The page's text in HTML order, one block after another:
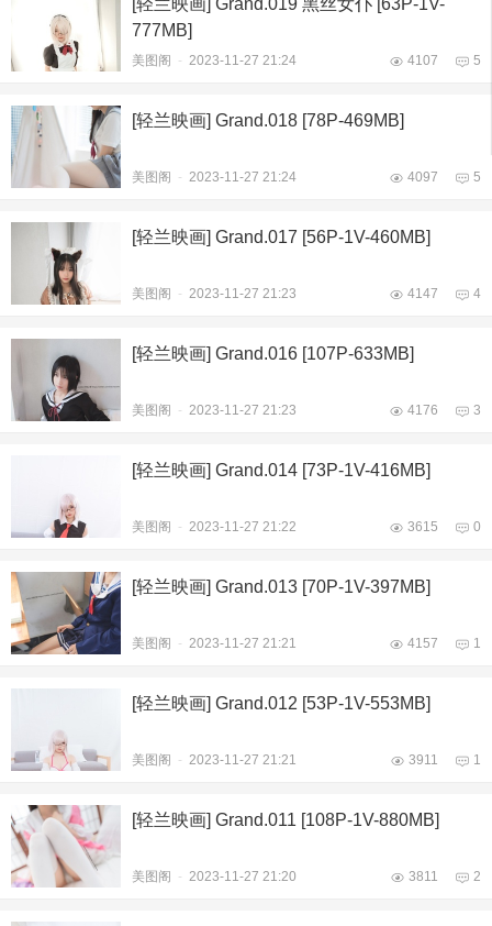
[轻兰映画] Grand.019 黑丝女仆 [63P-1V-
777MB]
美图阁 - 2023-11-27 21:24 5
4107
[轻兰映画] Grand.018 [78P-469MB]
美图阁 - 2023-11-27 21:24 5
4097
[轻兰映画] Grand.017 [56P-1V-460MB]
美图阁 - 2023-11-27 21:23 4
4147
[轻兰映画] Grand.016 [107P-633MB]
美图阁 - 2023-11-27 21:23 3
4176
[轻兰映画] Grand.014 [73P-1V-416MB]
美图阁 - 2023-11-27 21:22 0
3615
[轻兰映画] Grand.013 [70P-1V-397MB]
美图阁 - 2023-11-27 21:21 1
4157
[轻兰映画] Grand.012 [53P-1V-553MB]
美图阁 - 2023-11-27 21:21 1
3911
[轻兰映画] Grand.011 [108P-1V-880MB]
美图阁 - 2023-11-27 21:20 2
3811